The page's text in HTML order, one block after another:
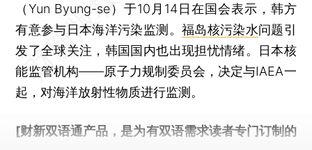
（Yun Byung-se）于10月14日在国会表示，韩方
有意参与日本海洋污染监测。 福岛核污染水问题引
发了全球关注，韩国国内也出现担忧情绪。日本核
能监管机构——原子力规制委员会，决定与IAEA一
起，对海洋放射性物质进行监测。
[财新双语通产品，是为有双语需求读者专门订制的